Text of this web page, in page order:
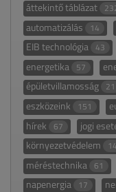
áttekintő táblázat
automatizálás 14
EIB technológia 43
energetika 57
épületvillamosság 21
eszközeink 151
hírek 67 jogi
környezetvédelem 14
méréstechnika 61
napenergia 17